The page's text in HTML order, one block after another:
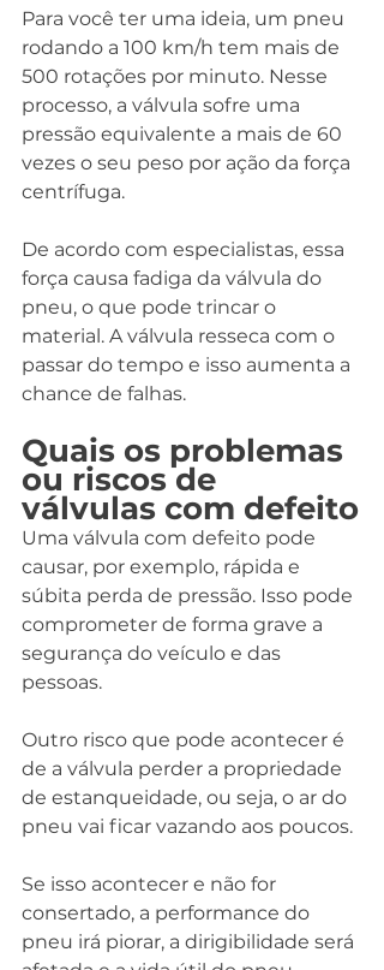
Para você ter uma ideia, um pneu
rodando a 100 km/h tem mais de
500 rotações por minuto. Nesse
processo, a válvula sofre uma
pressão equivalente a mais de 60
vezes o seu peso por ação da força
centrífuga.
De acordo com especialistas, essa
força causa fadiga da válvula do
pneu, o que pode trincar o
material. A válvula resseca com o
passar do tempo e isso aumenta a
chance de falhas.
Quais os problemas
ou riscos de
válvulas com defeito
Uma válvula com defeito pode
causar, por exemplo, rápida e
súbita perda de pressão. Isso pode
comprometer de forma grave a
segurança do veículo e das
pessoas.
Outro risco que pode acontecer é
de a válvula perder a propriedade
de estanqueidade, ou seja, o ar do
pneu vai ficar vazando aos poucos.
Se isso acontecer e não for
consertado, a performance do
pneu irá piorar, a dirigibilidade será